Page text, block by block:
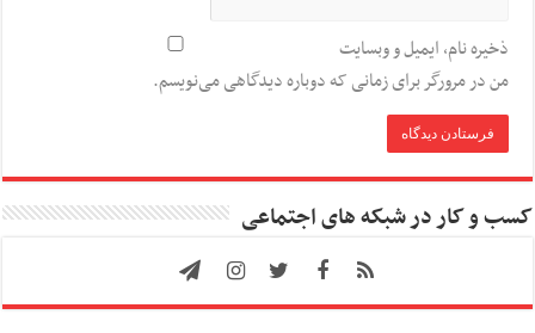
ذخیره نام، ایمیل و وبسایت
من در مرورگر برای زمانی که دوباره دیدگاهی می‌نویسم.
کسب و کار در شبکه های اجتماعی